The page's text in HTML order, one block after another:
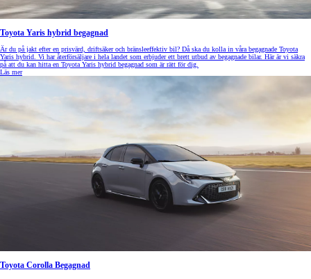
Toyota Yaris hybrid begagnad
Är du på jakt efter en prisvärd, driftsäker och bränsleeffektiv bil? Då ska du kolla in våra begagnade Toyota
Yaris hybrid. Vi har återförsäljare i hela landet som erbjuder ett brett utbud av begagnade bilar. Här är vi säkra
på att du kan hitta en Toyota Yaris hybrid begagnad som är rätt för dig.
Läs mer
Toyota Corolla Begagnad